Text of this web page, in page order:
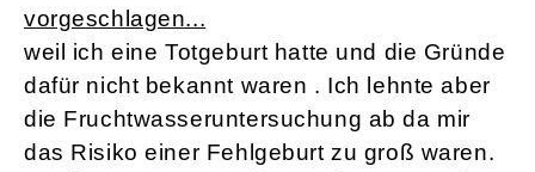
vorgeschlagen...
weil ich eine Totgeburt hatte und die Gründe
dafür nicht bekannt waren . Ich lehnte aber
die Fruchtwasseruntersuchung ab da mir
das Risiko einer Fehlgeburt zu groß waren.